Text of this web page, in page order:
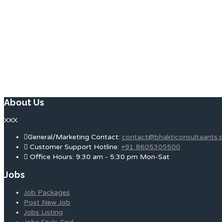
About Us
XXX
General/Marketing Contact:
Customer Support Hotline: +91 8605305500
Office Hours: 9:30 am - 5:30 pm Mon-Sat
Jobs
Job Packages
Post New Job
Jobs Listing